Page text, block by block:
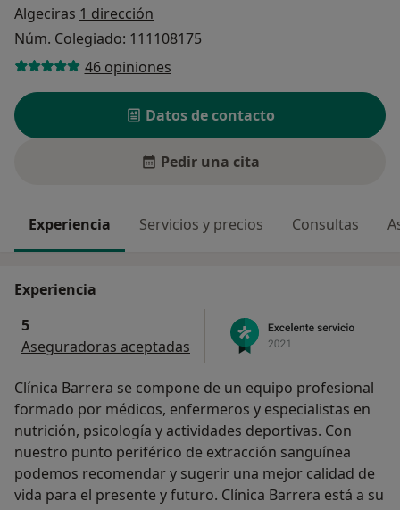
Algeciras 1 dirección
Núm. Colegiado: 111108175
46 opiniones
Datos de contacto
Pedir una cita
Experiencia Servicios y precios Consultas
Experiencia
5
Aseguradoras aceptadas
Clínica Barrera se compone de un equipo profesional
formado por médicos, enfermeros y especialistas en
nutrición, psicología y actividades deportivas. Con
nuestro punto periférico de extracción sanguínea
podemos recomendar y sugerir una mejor calidad de
vida para el presente y futuro. Clínica Barrera está a su